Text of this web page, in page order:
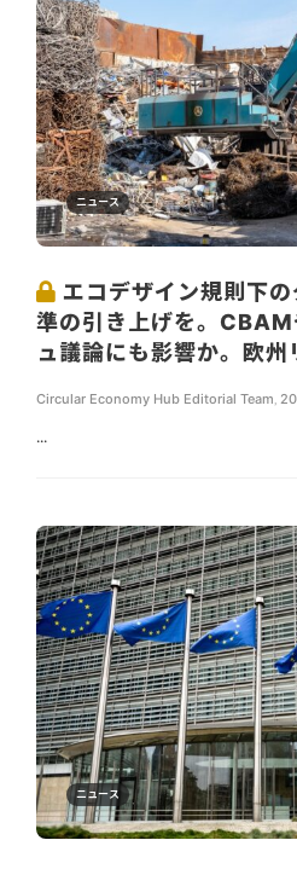
ニュース
エコデザイン規則下
準の引き上げを。
ュ議論にも影響か。欧
Circular Economy Hub Editorial Team
...
ニュース